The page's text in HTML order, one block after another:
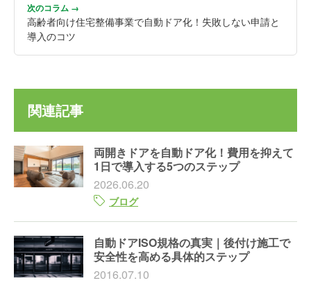
次のコラム →
高齢者向け住宅整備事業で自動ドア化！失敗しない申請と
導入のコツ
関連記事
両開きドアを自動ドア化！費用を抑えて
1日で導入する5つのステップ
2026.06.20
ブログ
自動ドアISO規格の真実｜後付け施工で
安全性を高める具体的ステップ
2016.07.10